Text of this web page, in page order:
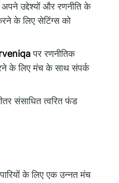
अपने उद्देश्यों और रणनीति के
के लिए सेटिंग्स को
पर रणनीतिक
के लिए मंच के साथ संपर्क
संसाधित त्वरित फंड
के लिए एक उन्नत मंच